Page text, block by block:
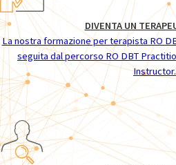
DIVENTA UN
La nostra formazione per terapista RO
seguita dal percorso RO DBT
Instructor.